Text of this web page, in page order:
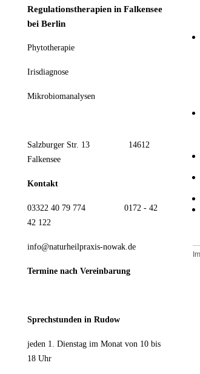
Regulationstherapien in Falkensee
bei Berlin
Phytotherapie
Irisdiagnose
Mikrobiomanalysen
Salzburger Str. 13 14612
Falkensee
Kontakt
03322 40 79 774 0172 - 42
42 122
info@naturheilpraxis-nowak.de
Termine nach Vereinbarung
Sprechstunden in Rudow
jeden 1. Dienstag im Monat von 10 bis
18 Uhr